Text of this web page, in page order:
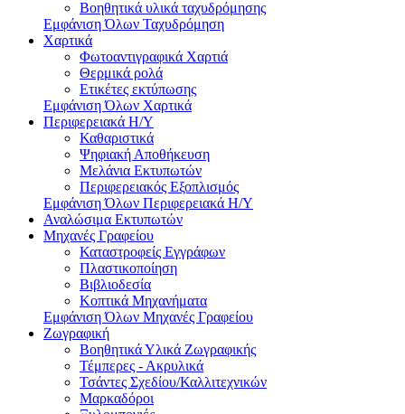
Βοηθητικά υλικά ταχυδρόμησης
Εμφάνιση Όλων Ταχυδρόμηση
Χαρτικά
Φωτοαντιγραφικά Χαρτιά
Θερμικά ρολά
Ετικέτες εκτύπωσης
Εμφάνιση Όλων Χαρτικά
Περιφερειακά Η/Υ
Καθαριστικά
Ψηφιακή Αποθήκευση
Μελάνια Εκτυπωτών
Περιφερειακός Εξοπλισμός
Εμφάνιση Όλων Περιφερειακά Η/Υ
Αναλώσιμα Εκτυπωτών
Μηχανές Γραφείου
Καταστροφείς Εγγράφων
Πλαστικοποίηση
Βιβλιοδεσία
Κοπτικά Μηχανήματα
Εμφάνιση Όλων Μηχανές Γραφείου
Ζωγραφική
Βοηθητικά Υλικά Ζωγραφικής
Τέμπερες - Ακρυλικά
Τσάντες Σχεδίου/Καλλιτεχνικών
Μαρκαδόροι